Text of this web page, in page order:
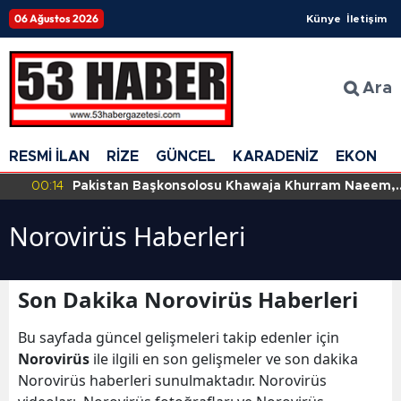
06 Ağustos 2026 Künye İletişim
Ara
RESMİ İLAN RİZE GÜNCEL KARADENİZ
00:14
Pakistan Başkonsolosu Khawaja Khurram Naeem,
Norovirüs Haberleri
Son Dakika Norovirüs Haberleri
Bu sayfada güncel gelişmeleri takip edenler için
Norovirüs ile ilgili en son gelişmeler ve son dakika
Norovirüs haberleri sunulmaktadır. Norovirüs